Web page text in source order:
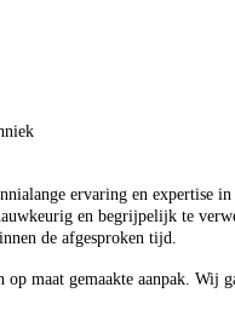
ervaring en expertise
en begrijpelijk te
de afgesproken tijd.
maat gemaakte aanpak. Wij